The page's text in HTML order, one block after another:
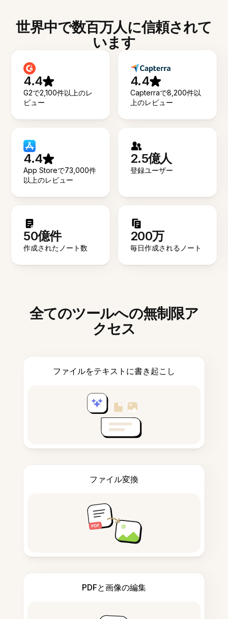
世界中で数百万人に信頼されて
います
4.4
G2で2,100件以上のレ
ビュー
4.4
Capterraで8,200件以
上のレビュー
4.4
App Storeで73,000件
以上のレビュー
2.5億人
登録ユーザー
50億件
作成されたノート数
200万
毎日作成されるノート
全てのツールへの無制限ア
クセス
ファイルをテキストに書き起こし
ファイル変換
PDFと画像の編集